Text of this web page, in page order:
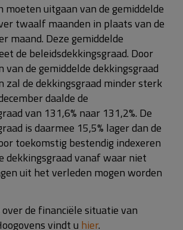
moeten uitgaan van de gemiddelde
twaalf maanden in plaats van de
maand. Deze gemiddelde
de beleidsdekkingsgraad. Door
van de gemiddelde dekkingsgraad
zal de dekkingsgraad minder sterk
daalde de
van 131,6% naar 131,2%. De
is daarmee 15,5% lager dan de
toekomstig bestendig indexeren
dekkingsgraad vanaf waar niet
uit het verleden mogen worden
de financiële situatie van
vindt u hier.